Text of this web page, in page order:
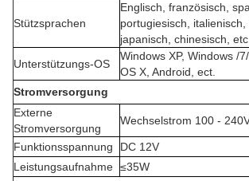
Stützsprachen
Englisch, französisch,
portugiesisch, italienisch,
japanisch, chinesisch, etc.
Unterstützungs-OS
Windows XP, Windows /
OS X, Android, ect.
Stromversorgung
Externe
Stromversorgung
Wechselstrom 100 -
Funktionsspannung
DC 12V
Leistungsaufnahme ≤35W